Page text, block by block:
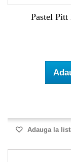
Pastel
Adauga la